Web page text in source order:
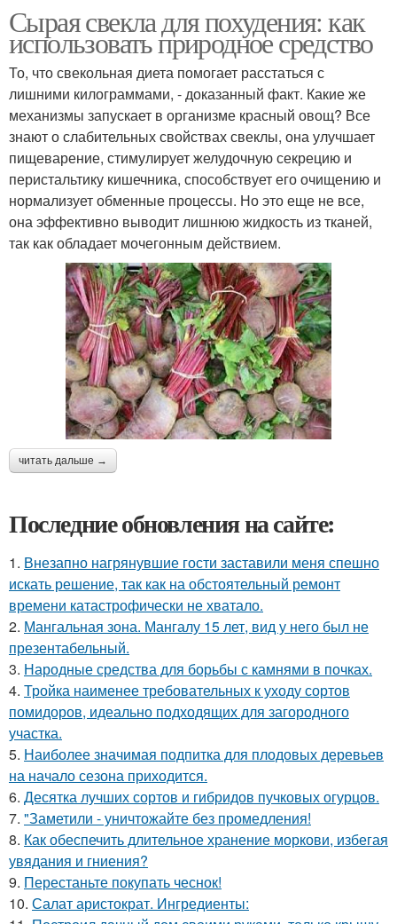
Сырая свекла для похудения: как
использовать природное средство
То, что свекольная диета помогает расстаться с
лишними килограммами, - доказанный факт. Какие же
механизмы запускает в организме красный овощ? Все
знают о слабительных свойствах свеклы, она улучшает
пищеварение, стимулирует желудочную секрецию и
перистальтику кишечника, способствует его очищению и
нормализует обменные процессы. Но это еще не все,
она эффективно выводит лишнюю жидкость из тканей,
так как обладает мочегонным действием.
читать дальше →
Последние обновления на сайте:
1. Внезапно нагрянувшие гости заставили меня спешно
искать решение, так как на обстоятельный ремонт
времени катастрофически не хватало.
2. Мангальная зона. Мангалу 15 лет, вид у него был не
презентабельный.
3. Народные средства для борьбы с камнями в почках.
4. Тройка наименее требовательных к уходу сортов
помидоров, идеально подходящих для загородного
участка.
5. Наиболее значимая подпитка для плодовых деревьев
на начало сезона приходится.
6. Десятка лучших сортов и гибридов пучковых огурцов.
7. "Заметили - уничтожайте без промедления!
8. Как обеспечить длительное хранение моркови, избегая
увядания и гниения?
9. Перестаньте покупать чеснок!
10. Салат аристократ. Ингредиенты: